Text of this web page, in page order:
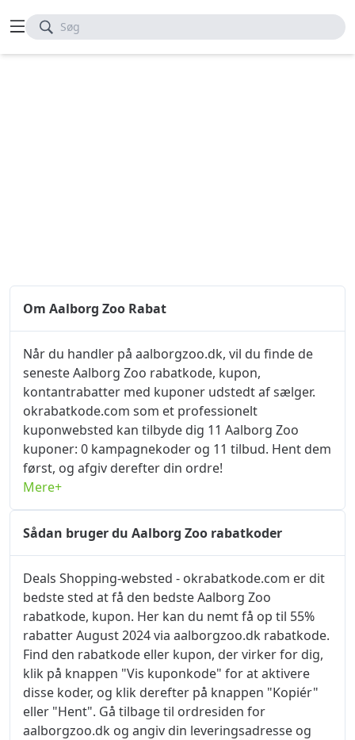
Søg
Om Aalborg Zoo Rabat
Når du handler på aalborgzoo.dk, vil du finde de
seneste Aalborg Zoo rabatkode, kupon,
kontantrabatter med kuponer udstedt af sælger.
okrabatkode.com som et professionelt
kuponwebsted kan tilbyde dig 11 Aalborg Zoo
kuponer: 0 kampagnekoder og 11 tilbud. Hent dem
først, og afgiv derefter din ordre!
Mere+
Sådan bruger du Aalborg Zoo rabatkoder
Deals Shopping-websted - okrabatkode.com er dit
bedste sted at få den bedste Aalborg Zoo
rabatkode, kupon. Her kan du nemt få op til 55%
rabatter August 2024 via aalborgzoo.dk rabatkode.
Find den rabatkode eller kupon, der virker for dig,
klik på knappen "Vis kuponkode" for at aktivere
disse koder, og klik derefter på knappen "Kopiér"
eller "Hent". Gå tilbage til ordresiden for
aalborgzoo.dk og angiv din leveringsadresse og